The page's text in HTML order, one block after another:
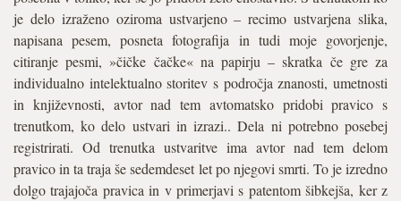
je delo izraženo oziroma ustvarjeno – recimo ustvarjena slika,
napisana pesem, posneta fotografija in tudi moje govorjenje,
citiranje pesmi, »čičke čačke« na papirju – skratka če gre za
individualno intelektualno storitev s področja znanosti, umetnosti
in književnosti, avtor nad tem avtomatsko pridobi pravico s
trenutkom, ko delo ustvari in izrazi.. Dela ni potrebno posebej
registrirati. Od trenutka ustvaritve ima avtor nad tem delom
pravico in ta traja še sedemdeset let po njegovi smrti. To je izredno
dolgo trajajoča pravica in v primerjavi s patentom šibkejša, ker z